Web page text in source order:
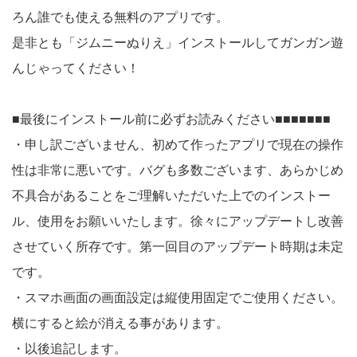
ろん誰でも使える無料のアプリです。
是非とも「ジムニーぬりえ」インストールしてガンガン遊
んじゃってください！
■最後にインストール前に必ずお読みください■■■■■■■
・申し訳ございません、初めて作ったアプリで現在の操作
性は非常に悪いです。バグも多数ございます、あらかじめ
不具合があることをご理解いただいた上でのインストー
ル、使用をお願いいたします。徐々にアップデートし改善
させていく所存です。第一回目のアップデート時期は未定
です。
・スマホ画面の画面設定は縦使用固定でご使用ください。
横にすると絵が消える事があります。
・以後追記します。